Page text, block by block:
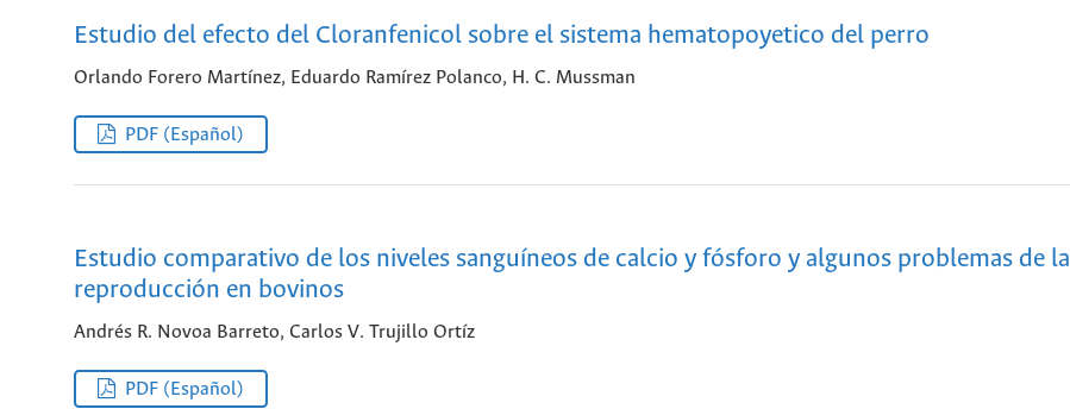
Estudio del efecto del Cloranfenicol sobre el sistema hematopoyetico del perro
Orlando Forero Martínez, Eduardo Ramírez Polanco, H. C. Mussman
PDF (Español)
Estudio comparativo de los niveles sanguíneos de calcio y fósforo y algunos problemas de la
reproducción en bovinos
Andrés R. Novoa Barreto, Carlos V. Trujillo Ortíz
PDF (Español)